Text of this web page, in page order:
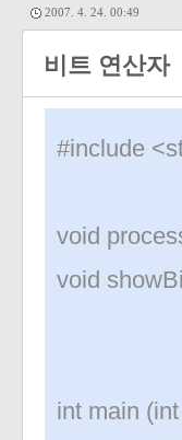
2007. 4. 24. 00:49
비트 연산자
#include
void
void
int main